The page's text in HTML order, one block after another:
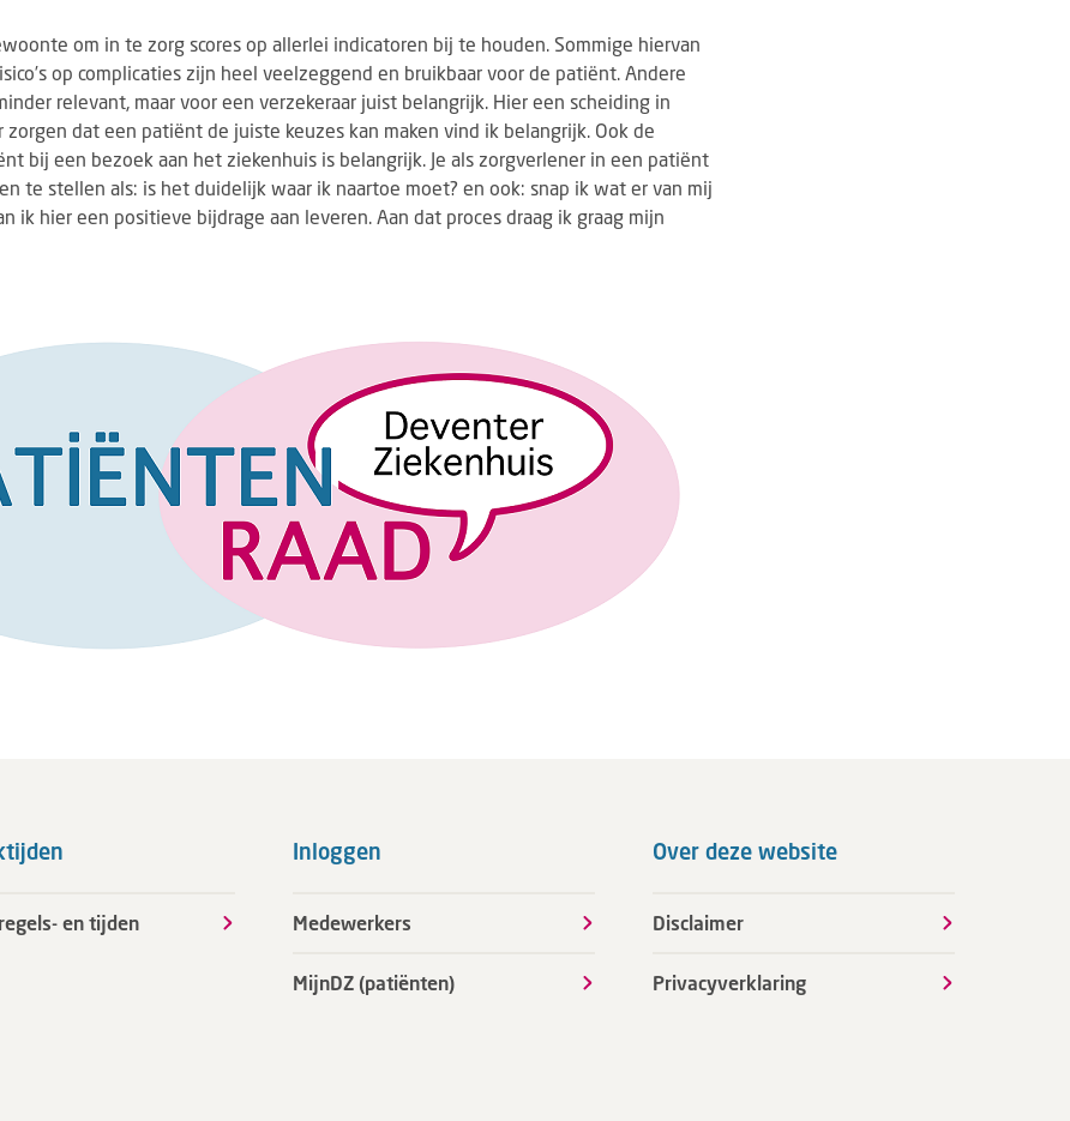
om in te zorg scores op allerlei indicatoren bij te houden. Sommige hiervan
op complicaties zijn heel veelzeggend en bruikbaar voor de patiënt. Andere
relevant, maar voor een verzekeraar juist belangrijk. Hier een scheiding in
zorgen dat een patiënt de juiste keuzes kan maken vind ik belangrijk. Ook de
bij een bezoek aan het ziekenhuis is belangrijk. Je als zorgverlener in een patiënt
te stellen als: is het duidelijk waar ik naartoe moet? en ook: snap ik wat er van mij
ik hier een positieve bijdrage aan leveren. Aan dat proces draag ik graag mijn
en tijden
Inloggen
Medewerkers
MijnDZ (patiënten)
Over deze website
Disclaimer
Privacyverklaring